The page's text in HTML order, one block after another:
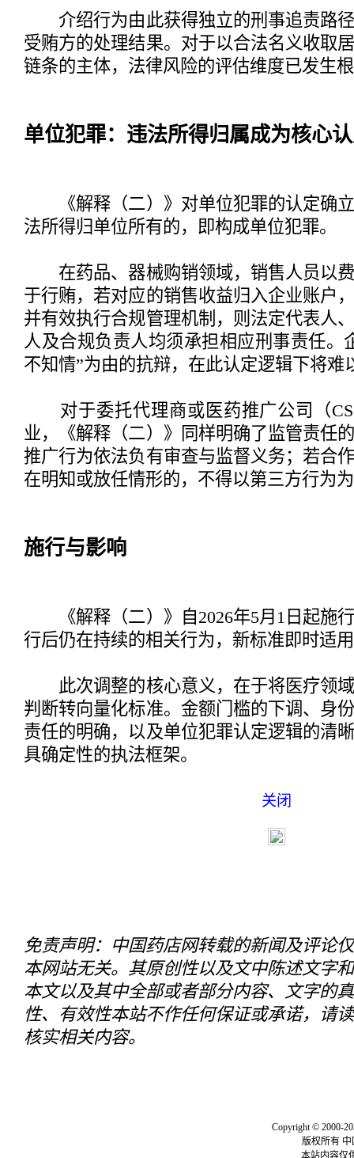
介绍行为由此获得独立的刑事追责路径
受贿方的处理结果。对于以合法名义收取
链条的主体，法律风险的评估维度已发生
单位犯罪：违法所得归属成为核心
《解释（二）》对单位犯罪的认定确立
法所得归单位所有的，即构成单位犯罪。
在药品、器械购销领域，销售人员以费
于行贿，若对应的销售收益归入企业账户
并有效执行合规管理机制，则法定代表人
人及合规负责人均须承担相应刑事责任。
不知情”为由的抗辩，在此认定逻辑下将难
对于委托代理商或医药推广公司（
业，《解释（二）》同样明确了监管责任
推广行为依法负有审查与监督义务；若合
在明知或放任情形的，不得以第三方行为
施行与影响
《解释（二）》自2026年5月1日起施
行后仍在持续的相关行为，新标准即时适
此次调整的核心意义，在于将医疗领域
判断转向量化标准。金额门槛的下调、身
责任的明确，以及单位犯罪认定逻辑的清
具确定性的执法框架。
关闭
免责声明：中国药店网转载的新闻及评论
本网站无关。其原创性以及文中陈述文字
本文以及其中全部或者部分内容、文字的
性、有效性本站不作任何保证或承诺，请
核实相关内容。
Copyright © 2000-
版权所有
本站内容仅